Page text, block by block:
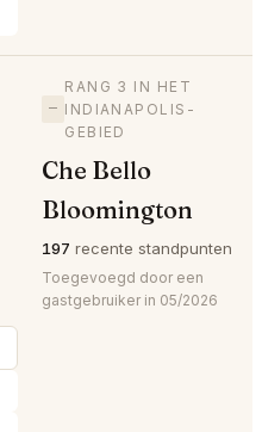
—
RANG 3 IN HET
INDIANAPOLIS-
GEBIED
Che Bello
Bloomington
197 recente standpunten
Toegevoegd door een
gastgebruiker in 05/2026